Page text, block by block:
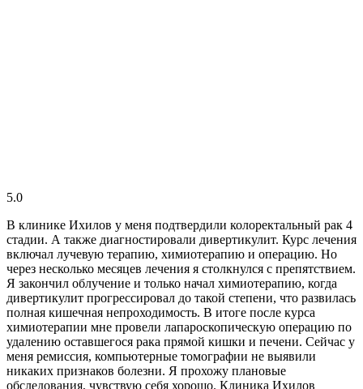
5.0
В клинике Ихилов у меня подтвердили колоректальный рак 4
стадии. А также диагностировали дивертикулит. Курс лечения
включал лучевую терапию, химиотерапию и операцию. Но
через несколько месяцев лечения я столкнулся с препятствием.
Я закончил облучение и только начал химиотерапию, когда
дивертикулит прогрессировал до такой степени, что развилась
полная кишечная непроходимость. В итоге после курса
химиотерапии мне провели лапароскопическую операцию по
удалению оставшегося рака прямой кишки и печени. Сейчас у
меня ремиссия, компьютерные томографии не выявили
никаких признаков болезни. Я прохожу плановые
обследования, чувствую себя хорошо. Клиника Ихилов